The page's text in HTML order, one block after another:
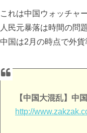
これは中国ウォッチャ
人民元暴落は時間の問
中国は2月の時点で外貨
【中国大混乱】中
http://